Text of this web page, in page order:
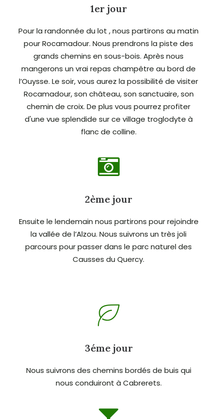
1er jour
Pour la randonnée du lot , nous partirons au matin
pour Rocamadour. Nous prendrons la piste des
grands chemins en sous-bois. Après nous
mangerons un vrai repas champêtre au bord de
l’Ouysse. Le soir, vous aurez la possibilité de visiter
Rocamadour, son château, son sanctuaire, son
chemin de croix. De plus vous pourrez profiter
d'une vue splendide sur ce village troglodyte à
flanc de colline.
2ème jour
Ensuite le lendemain nous partirons pour rejoindre
la vallée de l’Alzou. Nous suivrons un très joli
parcours pour passer dans le parc naturel des
Causses du Quercy.
3éme jour
Nous suivrons des chemins bordés de buis qui
nous conduiront à Cabrerets.